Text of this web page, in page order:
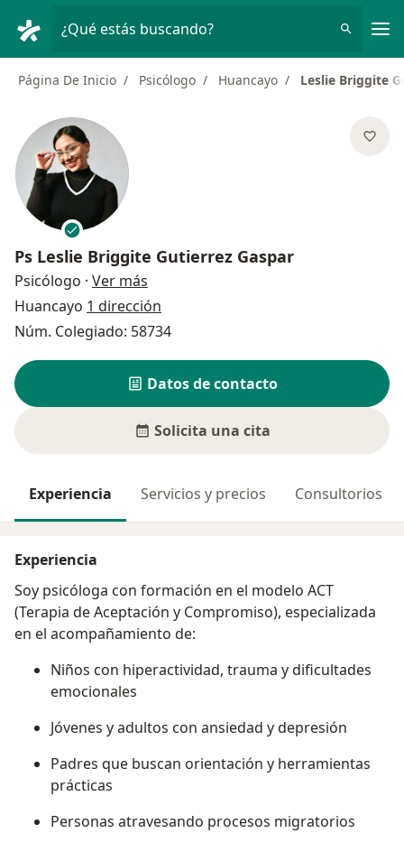
¿Qué estás buscando?
Página De Inicio Psicólogo Huancayo Leslie Briggite
Ps Leslie Briggite Gutierrez Gaspar
Psicólogo · Ver más
Huancayo 1 dirección
Núm. Colegiado: 58734
Datos de contacto
Solicita una cita
Experiencia Servicios y precios Consultorios
Experiencia
Soy psicóloga con formación en el modelo ACT
(Terapia de Aceptación y Compromiso), especializada
en el acompañamiento de:
Niños con hiperactividad, trauma y dificultades
emocionales
Jóvenes y adultos con ansiedad y depresión
Padres que buscan orientación y herramientas
prácticas
Personas atravesando procesos migratorios